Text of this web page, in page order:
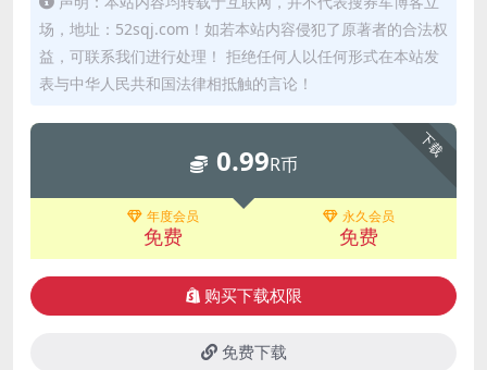
场，地址：52sqj.com！如若本站内容侵犯了原著者的合法权
益，可联系我们进行处理！ 拒绝任何人以任何形式在本站发
表与中华人民共和国法律相抵触的言论！
下载
0.99R币
年度会员
免费
永久会员
免费
购买下载权限
免费下载